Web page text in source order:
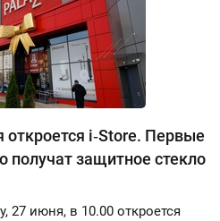
i‑Store. Первые
получат защитное стекло
27 июня, в 10.00 откроется